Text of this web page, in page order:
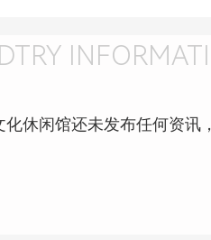
化休闲馆还未发布任何资讯